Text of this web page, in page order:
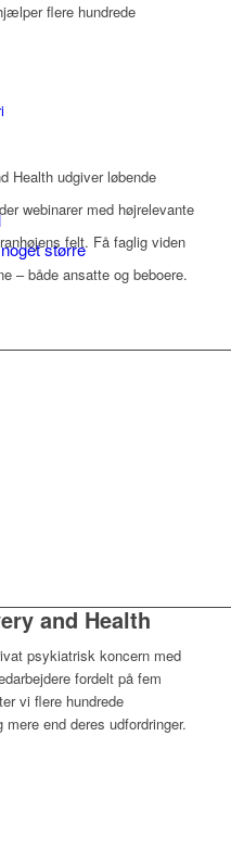
flere hundrede
Health udgiver løbende
webinarer med højrelevante
felt. Få faglig viden
– både ansatte og beboere.
større
and Health
psykiatrisk koncern med
fordelt på fem
vi flere hundrede
end deres udfordringer.